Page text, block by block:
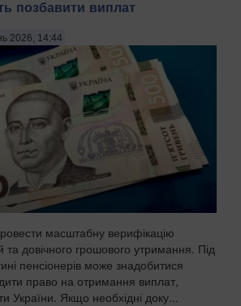
позбавити виплат
2026, 14:44
масштабну верифікацію
та довічного грошового утримання. Під
пенсіонерів може знадобитися
право на отримання виплат,
України. Якщо необхідні доку...